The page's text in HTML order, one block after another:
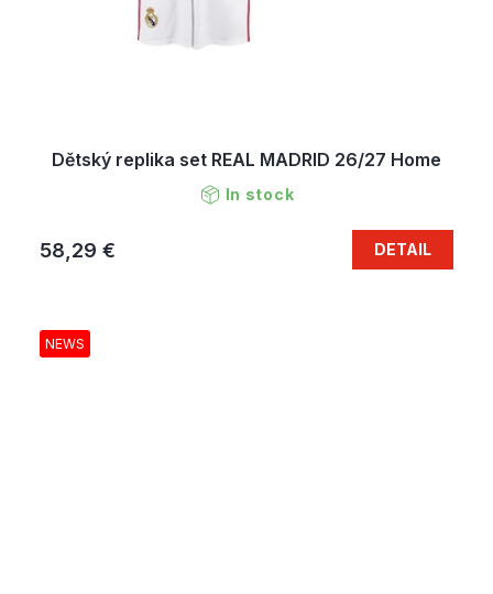
Dětský replika set REAL MADRID 26/27 Home
In stock
58,29 € DETAIL
NEWS